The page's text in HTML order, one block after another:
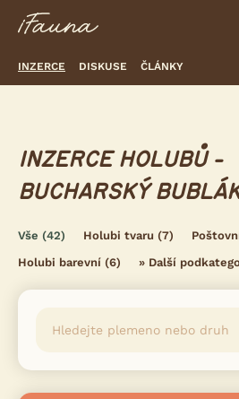
INZERCE DISKUSE ČLÁNKY
INZERCE HOLUBŮ -
BUCHARSKÝ
Vše (42) Holubi tvaru (7)
Holubi barevní (6) » Další